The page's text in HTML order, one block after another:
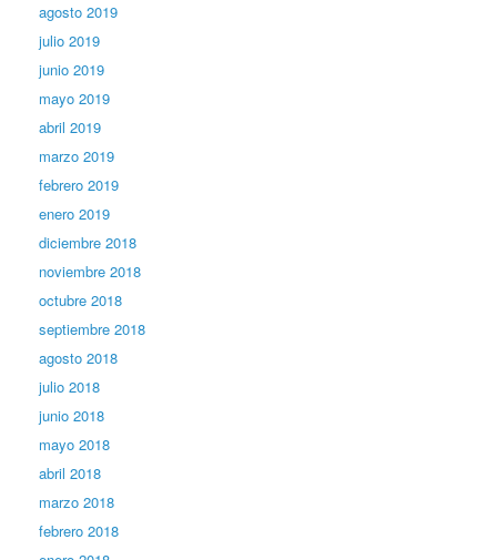
agosto 2019
julio 2019
junio 2019
mayo 2019
abril 2019
marzo 2019
febrero 2019
enero 2019
diciembre 2018
noviembre 2018
octubre 2018
septiembre 2018
agosto 2018
julio 2018
junio 2018
mayo 2018
abril 2018
marzo 2018
febrero 2018